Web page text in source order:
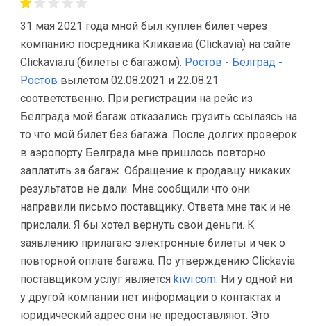
31 мая 2021 года мной был куплен билет через
компанию посредника Кликавиа (Clickavia) на сайте
Clickavia.ru (билеты с багажом). Ростов - Белград -
Ростов вылетом 02.08.2021 и 22.08.21
соответственно. При регистрации на рейс из
Белграда мой багаж отказались грузить ссылаясь на
то что мой билет без багажа. После долгих проверок
в аэропорту Белграда мне пришлось повторно
заплатить за багаж. Обращение к продавцу никаких
результатов не дали. Мне сообщили что они
направили письмо поставщику. Ответа мне так и не
прислали. Я бы хотел вернуть свои деньги. К
заявлению прилагаю электронные билеты и чек о
повторной оплате багажа. По утверждению Clickavia
поставщиком услуг является kiwi.com. Ни у одной ни
у другой компании нет информации о контактах и
юридический адрес они не предоставляют. Это